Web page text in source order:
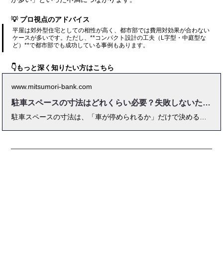
💡 プロ視点のアドバイス
平屋は郊外型住宅としての相性が高く、都市部では費用対効果が合わない
ケースが多いです。ただし、**コンパクト設計の工夫（L字型・中庭型な
ど）**で都市部でも成功している事例もあります。
👇もっと深く知りたい方はこちら
www.mitsumori-bank.com
駐車スペースの寸法はどれくらい必要？失敗しないための実用基準